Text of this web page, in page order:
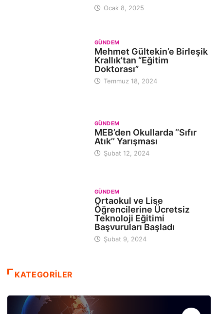
Ocak 8, 2025
GÜNDEM
Mehmet Gültekin’e Birleşik
Krallık’tan “Eğitim
Doktorası”
Temmuz 18, 2024
GÜNDEM
MEB’den Okullarda ‘’Sıfır
Atık’’ Yarışması
Şubat 12, 2024
GÜNDEM
Ortaokul ve Lise
Öğrencilerine Ücretsiz
Teknoloji Eğitimi
Başvuruları Başladı
Şubat 9, 2024
KATEGORİLER